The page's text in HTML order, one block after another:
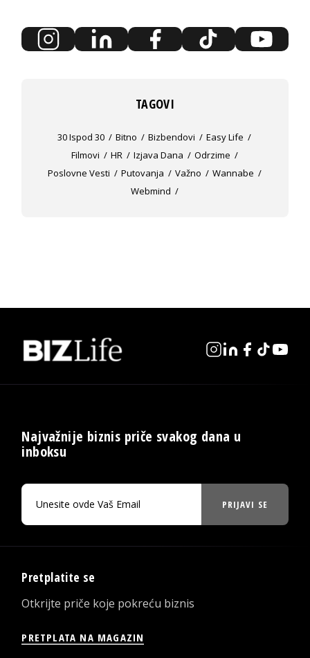
TAGOVI
30 Ispod 30 Bitno Bizbendovi
Easy Life
Filmovi
HR Izjava Dana
Odrzime
Poslovne Vesti
Putovanja Važno
Wannabe
Webmind
Najvažnije biznis priče svakog dana u
inboksu
PRIJAVI SE
Pretplatite se
Otkrijte priče koje pokreću biznis
PRETPLATA NA MAGAZIN